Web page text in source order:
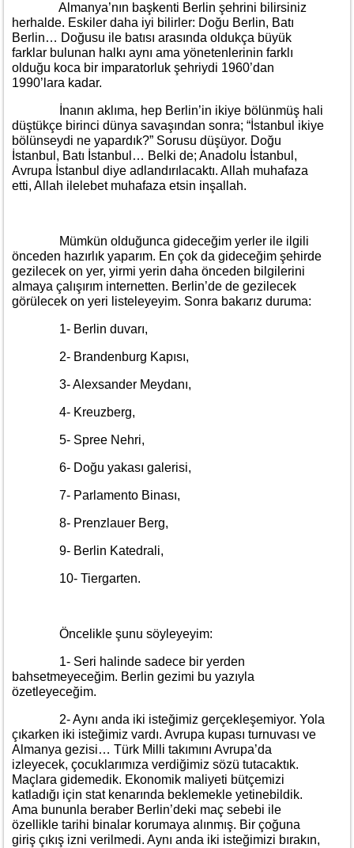
Almanya’nın başkenti Berlin şehrini bilirsiniz
herhalde. Eskiler daha iyi bilirler: Doğu Berlin, Batı
Berlin… Doğusu ile batısı arasında oldukça büyük
farklar bulunan halkı aynı ama yönetenlerinin farklı
olduğu koca bir imparatorluk şehriydi 1960’dan
1990’lara kadar.
İnanın aklıma, hep Berlin’in ikiye bölünmüş hali
düştükçe birinci dünya savaşından sonra; “İstanbul ikiye
bölünseydi ne yapardık?” Sorusu düşüyor. Doğu
İstanbul, Batı İstanbul… Belki de; Anadolu İstanbul,
Avrupa İstanbul diye adlandırılacaktı. Allah muhafaza
etti, Allah ilelebet muhafaza etsin inşallah.
Mümkün olduğunca gideceğim yerler ile ilgili
önceden hazırlık yaparım. En çok da gideceğim şehirde
gezilecek on yer, yirmi yerin daha önceden bilgilerini
almaya çalışırım internetten. Berlin’de de gezilecek
görülecek on yeri listeleyeyim. Sonra bakarız duruma:
1- Berlin duvarı,
2- Brandenburg Kapısı,
3- Alexsander Meydanı,
4- Kreuzberg,
5- Spree Nehri,
6- Doğu yakası galerisi,
7- Parlamento Binası,
8- Prenzlauer Berg,
9- Berlin Katedrali,
10- Tiergarten.
Öncelikle şunu söyleyeyim:
1- Seri halinde sadece bir yerden
bahsetmeyeceğim. Berlin gezimi bu yazıyla
özetleyeceğim.
2- Aynı anda iki isteğimiz gerçekleşemiyor. Yola
çıkarken iki isteğimiz vardı. Avrupa kupası turnuvası ve
Almanya gezisi… Türk Milli takımını Avrupa’da
izleyecek, çocuklarımıza verdiğimiz sözü tutacaktık.
Maçlara gidemedik. Ekonomik maliyeti bütçemizi
katladığı için stat kenarında beklemekle yetinebildik.
Ama bununla beraber Berlin’deki maç sebebi ile
özellikle tarihi binalar korumaya alınmış. Bir çoğuna
giriş çıkış izni verilmedi. Aynı anda iki isteğimizi bırakın,